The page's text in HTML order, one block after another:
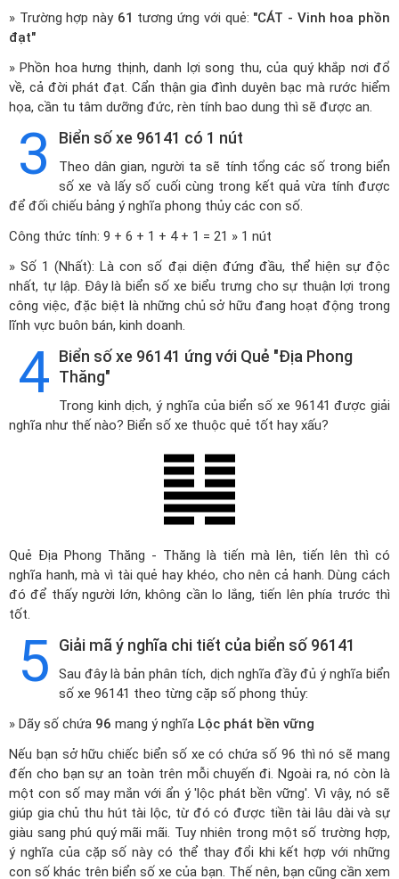
» Trường hợp này 61 tương ứng với quẻ: "CÁT - Vinh hoa phồn
đạt"
» Phồn hoa hưng thịnh, danh lợi song thu, của quý khắp nơi đổ
về, cả đời phát đạt. Cẩn thận gia đình duyên bạc mà rước hiểm
họa, cần tu tâm dưỡng đức, rèn tính bao dung thì sẽ được an.
3 Biển số xe 96141 có 1 nút
Theo dân gian, người ta sẽ tính tổng các số trong biển
số xe và lấy số cuối cùng trong kết quả vừa tính được
để đối chiếu bảng ý nghĩa phong thủy các con số.
Công thức tính: 9 + 6 + 1 + 4 + 1 = 21 » 1 nút
» Số 1 (Nhất): Là con số đại diện đứng đầu, thể hiện sự độc
nhất, tự lập. Đây là biển số xe biểu trưng cho sự thuận lợi trong
công việc, đặc biệt là những chủ sở hữu đang hoạt động trong
lĩnh vực buôn bán, kinh doanh.
4 Biển số xe 96141 ứng với Quẻ "Địa Phong
Thăng"
Trong kinh dịch, ý nghĩa của biển số xe 96141 được giải
nghĩa như thế nào? Biển số xe thuộc quẻ tốt hay xấu?
Quẻ Địa Phong Thăng - Thăng là tiến mà lên, tiến lên thì có
nghĩa hanh, mà vì tài quẻ hay khéo, cho nên cả hanh. Dùng cách
đó để thấy người lớn, không cần lo lắng, tiến lên phía trước thì
tốt.
5 Giải mã ý nghĩa chi tiết của biển số 96141
Sau đây là bản phân tích, dịch nghĩa đầy đủ ý nghĩa biển
số xe 96141 theo từng cặp số phong thủy:
» Dãy số chứa 96 mang ý nghĩa Lộc phát bền vững
Nếu bạn sở hữu chiếc biển số xe có chứa số 96 thì nó sẽ mang
đến cho bạn sự an toàn trên mỗi chuyến đi. Ngoài ra, nó còn là
một con số may mắn với ẩn ý 'lộc phát bền vững'. Vì vậy, nó sẽ
giúp gia chủ thu hút tài lộc, từ đó có được tiền tài lâu dài và sự
giàu sang phú quý mãi mãi. Tuy nhiên trong một số trường hợp,
ý nghĩa của cặp số này có thể thay đổi khi kết hợp với những
con số khác trên biển số xe của bạn. Thế nên, bạn cũng cần xem